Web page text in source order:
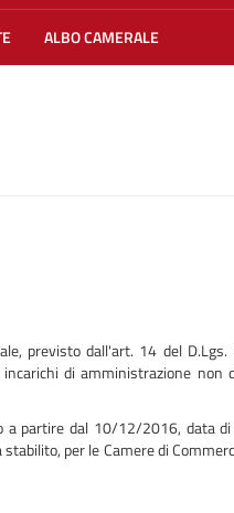
ALBO CAMERALE
previsto dall'art. 14 del
di amministrazione non
a partire dal 10/12/2016, data
per le Camere di